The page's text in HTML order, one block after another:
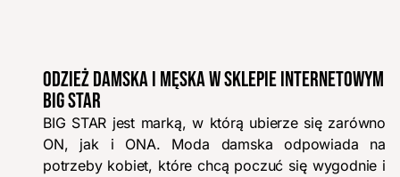
ODZIEŻ DAMSKA I MĘSKA W SKLEPIE INTERNETOWYM
BIG STAR
BIG STAR jest marką, w którą ubierze się zarówno
ON, jak i ONA. Moda damska odpowiada na
potrzeby kobiet, które chcą poczuć się wygodnie i